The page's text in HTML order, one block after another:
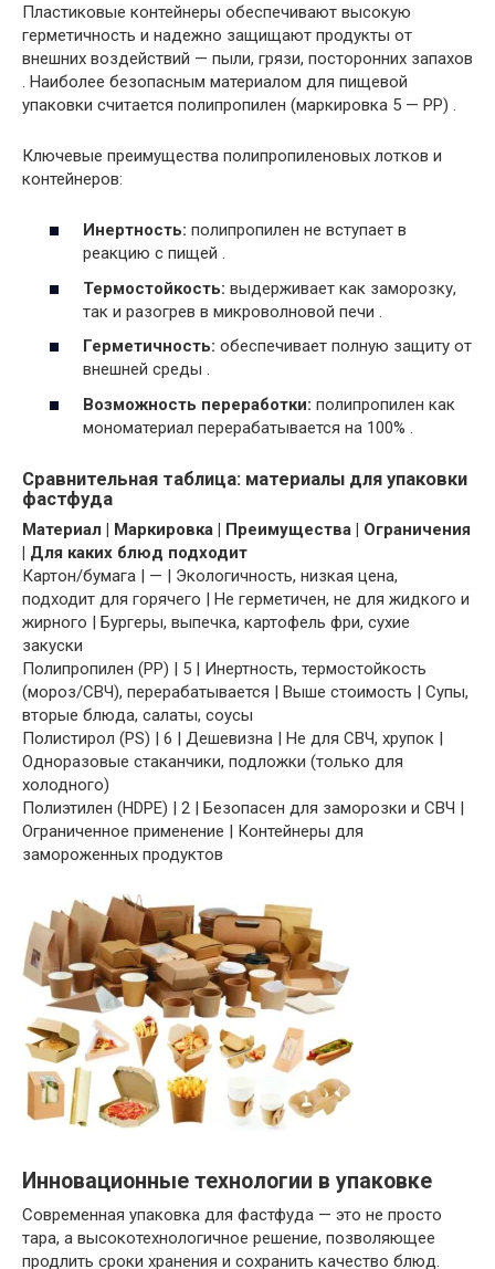
Пластиковые контейнеры обеспечивают высокую
герметичность и надежно защищают продукты от
внешних воздействий — пыли, грязи, посторонних запахов
. Наиболее безопасным материалом для пищевой
упаковки считается полипропилен (маркировка 5 — PP) .
Ключевые преимущества полипропиленовых лотков и
контейнеров:
Инертность: полипропилен не вступает в
реакцию с пищей .
Термостойкость: выдерживает как заморозку,
так и разогрев в микроволновой печи .
Герметичность: обеспечивает полную защиту от
внешней среды .
Возможность переработки: полипропилен как
мономатериал перерабатывается на 100% .
Сравнительная таблица: материалы для упаковки
фастфуда
Материал | Маркировка | Преимущества | Ограничения
| Для каких блюд подходит
Картон/бумага | — | Экологичность, низкая цена,
подходит для горячего | Не герметичен, не для жидкого и
жирного | Бургеры, выпечка, картофель фри, сухие
закуски
Полипропилен (PP) | 5 | Инертность, термостойкость
(мороз/СВЧ), перерабатывается | Выше стоимость | Супы,
вторые блюда, салаты, соусы
Полистирол (PS) | 6 | Дешевизна | Не для СВЧ, хрупок |
Одноразовые стаканчики, подложки (только для
холодного)
Полиэтилен (HDPE) | 2 | Безопасен для заморозки и СВЧ |
Ограниченное применение | Контейнеры для
замороженных продуктов
Инновационные технологии в упаковке
Современная упаковка для фастфуда — это не просто
тара, а высокотехнологичное решение, позволяющее
продлить сроки хранения и сохранить качество блюд.